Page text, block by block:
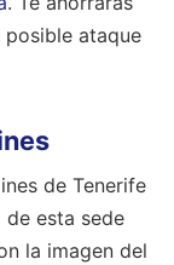
ataque
de Tenerife
de esta sede
la imagen del